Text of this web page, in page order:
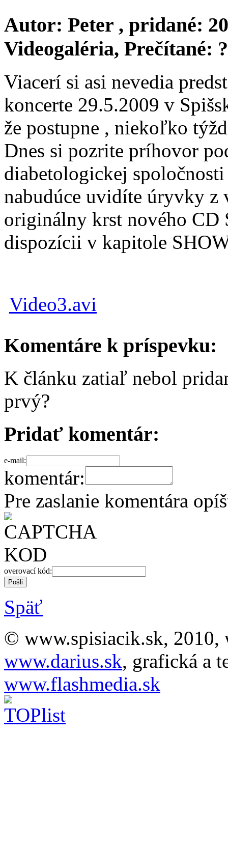
Autor: Peter , pridané:
Videogaléria, Prečítané: ?
Viacerí si asi nevedia
koncerte 29.5.2009 v
že postupne , niekoľko
Dnes si pozrite príhovor
diabetologickej
nabudúce uvidíte úryvky z
originálny krst nového
dispozícii v kapitole
Video3.avi
Komentáre k príspevku:
K článku zatiaľ nebol
prvý?
Pridať komentár:
e-mail:
komentár:
Pre zaslanie komentára
overovací kód:
Späť
© www.spisiacik.sk, 2010,
www.darius.sk, grafická a
www.flashmedia.sk